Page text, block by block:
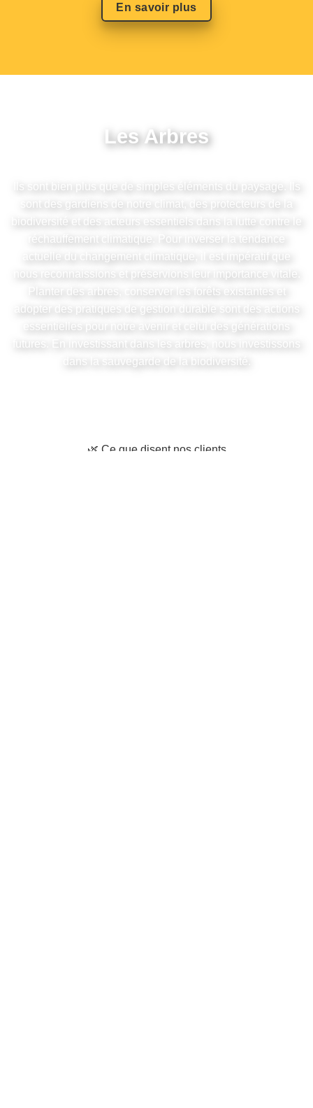
En savoir plus
Les Arbres
Ils sont bien plus que de simples éléments du paysage. Ils
sont des gardiens de notre climat, des protecteurs de la
biodiversité et des acteurs essentiels dans la lutte contre le
réchauffement climatique. Pour inverser la tendance
actuelle du changement climatique, il est impératif que
nous reconnaissions et préservions leur importance vitale.
Planter des arbres, conserver les forêts existantes et
adopter des pratiques de gestion durable sont des actions
essentielles pour notre avenir et celui des générations
futures. En investissant dans les arbres, nous investissons
dans la sauvegarde de la biodiversité.
🌿 Ce que disent nos clients